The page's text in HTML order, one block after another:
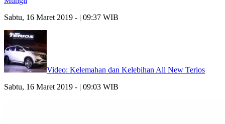
Sabtu, 16 Maret 2019 - | 09:37 WIB
Video: Kelemahan dan Kelebihan All New Terios
Sabtu, 16 Maret 2019 - | 09:03 WIB